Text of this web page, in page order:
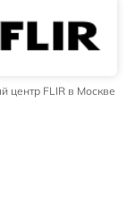
центр FLIR в Москве